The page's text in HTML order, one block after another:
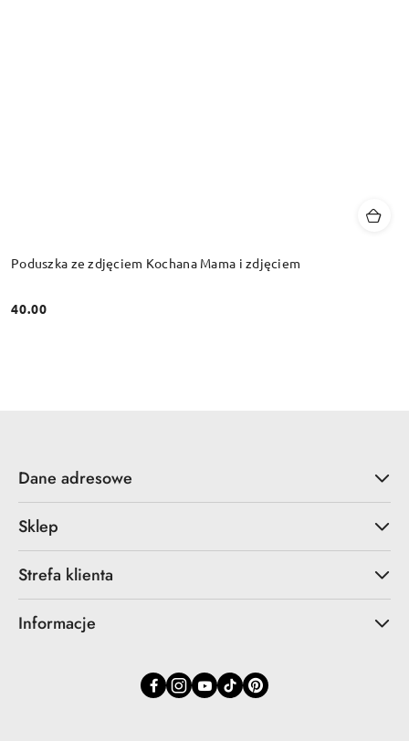
Poduszka ze zdjęciem Kochana Mama i zdjęciem
Cena:
40.00
Dane adresowe
Sklep
Strefa klienta
Informacje